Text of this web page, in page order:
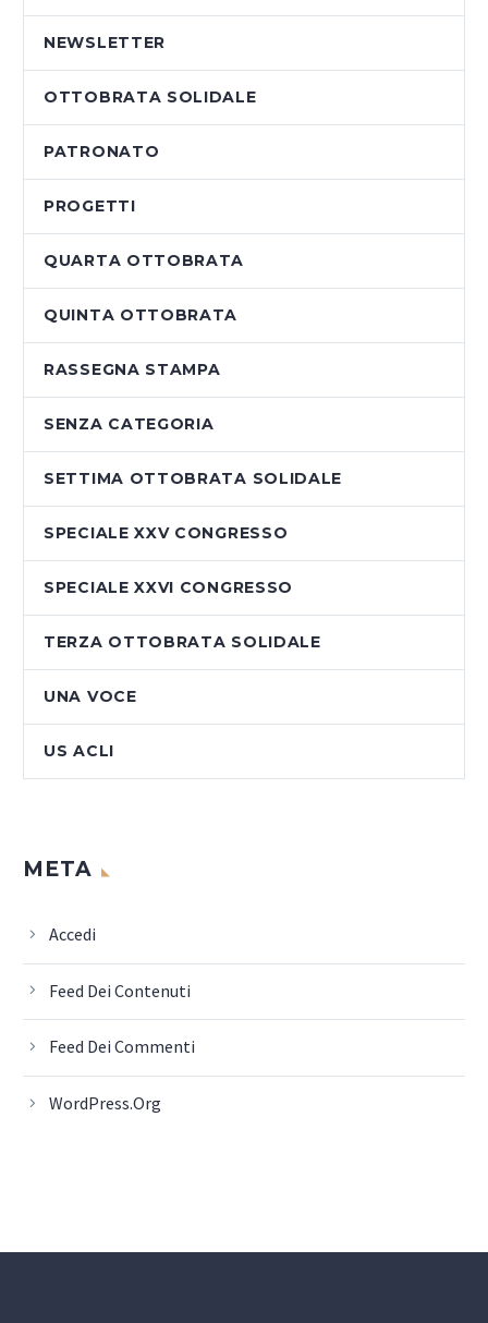
NEWSLETTER
OTTOBRATA SOLIDALE
PATRONATO
PROGETTI
QUARTA OTTOBRATA
QUINTA OTTOBRATA
RASSEGNA STAMPA
SENZA CATEGORIA
SETTIMA OTTOBRATA SOLIDALE
SPECIALE XXV CONGRESSO
SPECIALE XXVI CONGRESSO
TERZA OTTOBRATA SOLIDALE
UNA VOCE
US ACLI
META
Accedi
Feed Dei Contenuti
Feed Dei Commenti
WordPress.org